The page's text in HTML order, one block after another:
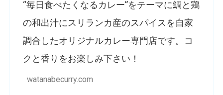
“毎日食べたくなるカレー”をテーマに鯛と鶏
の和出汁にスリランカ産のスパイスを自家
調合したオリジナルカレー専門店です。コ
クと香りをお楽しみ下さい！
watanabecurry.com